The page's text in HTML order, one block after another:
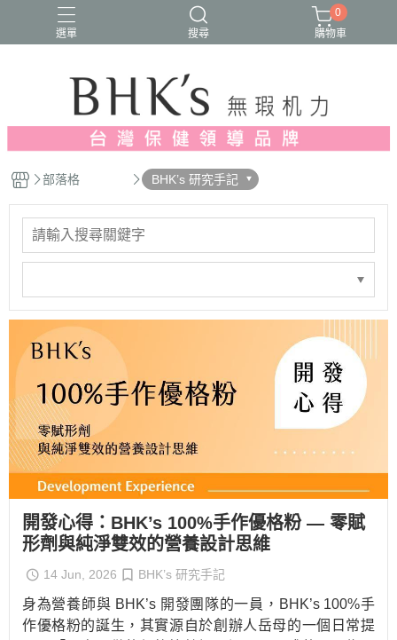
選單 搜尋
人氣推薦 多入優惠 日常維他命
漢方養生
蔓越莓/私密保養
0
購物車
部落格 BHK’s 研究手記
開發心得：BHK’s 100%手作優格粉 — 零賦
形劑與純淨雙效的營養設計思維
14 Jun, 2026 BHK’s 研究手記
身為營養師與 BHK’s 開發團隊的一員，BHK’s 100%手
作優格粉的誕生，其實源自於創辦人岳母的一個日常提